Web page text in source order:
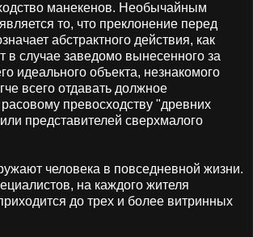
манекенов. Необычайным
то, что преклонение перед
абстрактного действия, как
в случае заведомо вынесенного за
идеального объекта, незнакомого
всего отдавать должное
превосходству "древних
представителей сверхмалого
человека в повседневной жизни.
на каждого жителя
до трех и более витринных